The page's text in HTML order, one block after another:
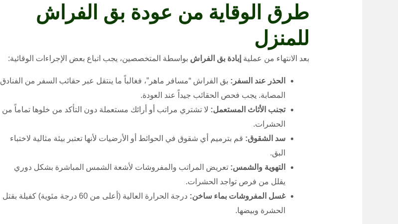
طرق الوقاية من عودة بق الفراش
للمنزل
بعد الانتهاء من عملية إبادة بق الفراش بواسطة المتخصصين، يجب اتباع بعض الإجراءات الوقائية:
الحذر عند السفر: بق الفراش “مسافر ماهر”، فغالباً ما ينتقل عبر حقائب السفر من الفنادق
المصابة. يجب فحص الحقائب جيداً عند العودة.
تجنب الأثاث المستعمل: لا تشتري مراتب أو أرائك مستعملة دون التأكد من خلوها تماماً من
الحشرات.
سد الشقوق: قم بترميم أي شقوق في الحوائط أو الأرضيات لأنها تعتبر بيئة مثالية لاختباء
البق.
التهوية والشمس: تعريض المراتب والمفروشات لأشعة الشمس المباشرة بشكل دوري
يقلل من فرص تواجد الحشرات.
غسل المفروشات بماء ساخن:
درجة الحرارة العالية (أعلى من 60 درجة مئوية) كفيلة بقتل
الحشرة وبيضها.